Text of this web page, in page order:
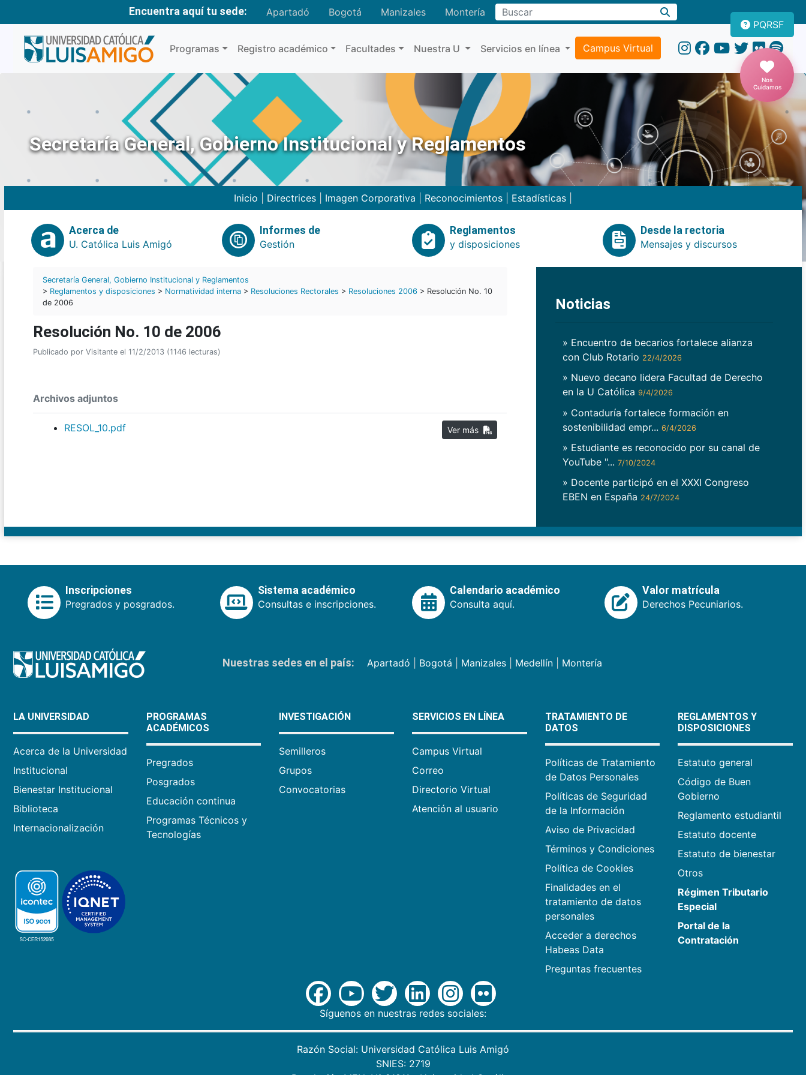
Encuentra aquí tu sede: Apartadó Bogotá Manizales MonteríaBuscar
Programas Registro académico Facultades Nuestra U Servicios en línea Campus Virtual
PQRSF
Nos
Cuidamos
Secretaría General, Gobierno Institucional y Reglamentos
Inicio Directrices Imagen Corporativa Reconocimientos Estadísticas
Acerca de
U. Católica Luis Amigó
Informes de
Gestión
Reglamentos
y disposiciones
Desde la rectoria
Mensajes y discursos
Secretaría General, Gobierno Institucional y Reglamentos
> Reglamentos y disposiciones > Normatividad interna > Resoluciones Rectorales > Resoluciones 2006 > Resolución No. 10
de 2006
Resolución No. 10 de 2006
Publicado por Visitante el 11/2/2013 (1146 lecturas)
Archivos adjuntos
RESOL_10.pdf
Noticias
» Encuentro de becarios fortalece alianza
con Club Rotario 22/4/2026
» Nuevo decano lidera Facultad de Derecho
en la U Católica 9/4/2026
» Contaduría fortalece formación en
sostenibilidad empr... 6/4/2026
» Estudiante es reconocido por su canal de
YouTube "... 7/10/2024
» Docente participó en el XXXI Congreso
EBEN en España 24/7/2024
Inscripciones
Pregrados y posgrados.
Sistema académico
Consultas e inscripciones.
Calendario académico
Consulta aquí.
Valor matrícula
Derechos Pecuniarios.
Nuestras sedes en el país: Apartadó Bogotá Manizales| Medellín| Montería
LA UNIVERSIDAD
Acerca de la Universidad
Institucional
Bienestar Institucional
Biblioteca
Internacionalización
PROGRAMAS
ACADÉMICOS
Pregrados
Posgrados
Educación continua
Programas Técnicos y
Tecnologías
INVESTIGACIÓN
Semilleros
Grupos
Convocatorias
SERVICIOS EN LÍNEA
Campus Virtual
Correo
Directorio Virtual
Atención al usuario
TRATAMIENTO DE
DATOS
Políticas de Tratamiento
de Datos Personales
Políticas de Seguridad
de la Información
Aviso de Privacidad
Términos y Condiciones
Política de Cookies
Finalidades en el
tratamiento de datos
personales
Acceder a derechos
Habeas Data
Preguntas frecuentes
REGLAMENTOS Y
DISPOSICIONES
Estatuto general
Código de Buen
Gobierno
Reglamento estudiantil
Estatuto docente
Estatuto de bienestar
Otros
Régimen Tributario
Especial
Portal de la
Contratación
Síguenos en nuestras redes sociales:
Razón Social: Universidad Católica Luis Amigó
SNIES: 2719